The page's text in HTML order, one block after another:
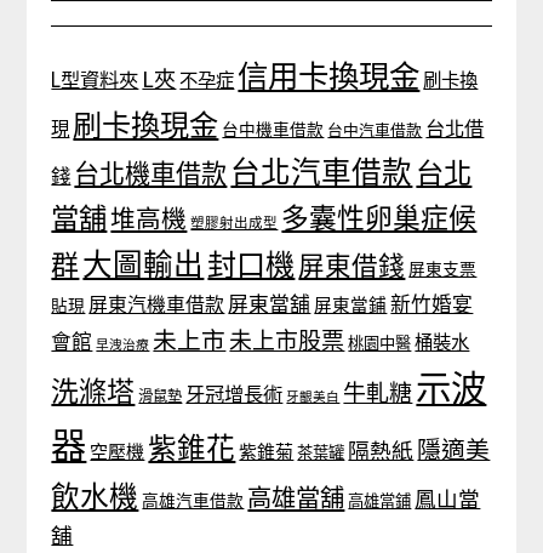
L型資料夾 L夾 不孕症 信用卡換現金 刷卡換
現 刷卡換現金 台中機車借款 台中汽車借款 台北借
錢 台北機車借款 台北汽車借款 台北
當舖堆高機 塑膠射出成型 多囊性卵巢症候
群大圖輸出 封口機 屏東借錢 屏東支票
貼現 屏東汽機車借款 屏東當舖 屏東當鋪 新竹婚宴
會館 早洩治療 未上市 未上市股票 桃園中醫 桶裝水
洗滌塔 滑鼠墊 牙冠增長術 牙齦美白 牛軋糖示波
器 空壓機 紫錐花 紫錐菊 茶葉罐 隔熱紙 隱適美
飲水機 高雄汽車借款 高雄當舖 高雄當鋪 鳳山當
舖